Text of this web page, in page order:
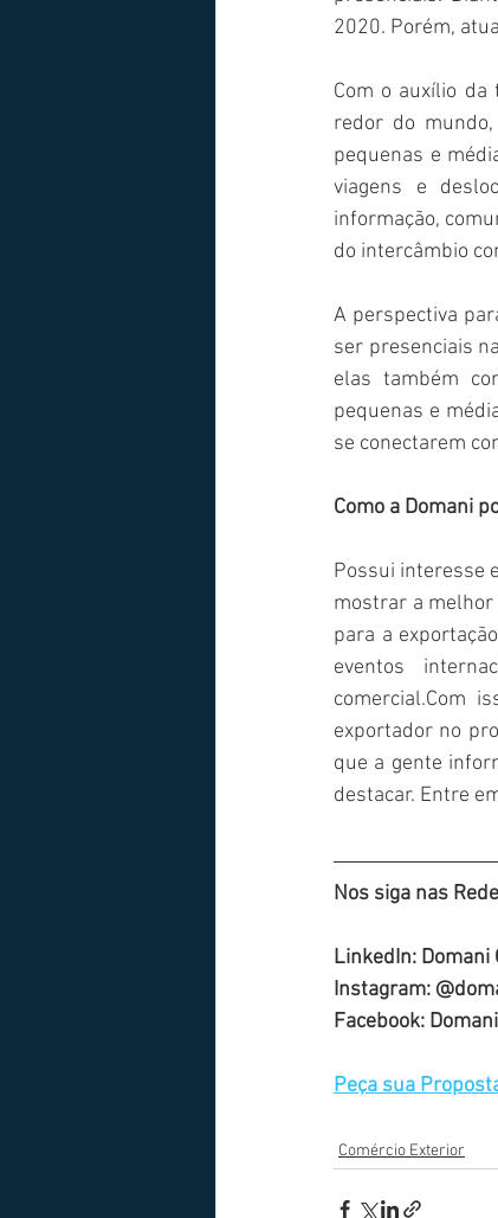
2020. Porém,
Com o auxílio
redor do
pequenas e
viagens e
informação,
do intercâmbio
A perspectiva
ser presenciais
elas também
pequenas e
se conectarem
Como a Domani
Possui interesse
mostrar a
para a
eventos
comercial.Com
exportador no
que a gente
destacar. Entre
Nos siga nas
LinkedIn:
Instagram:
Facebook:
Peça sua
Comércio Exterior